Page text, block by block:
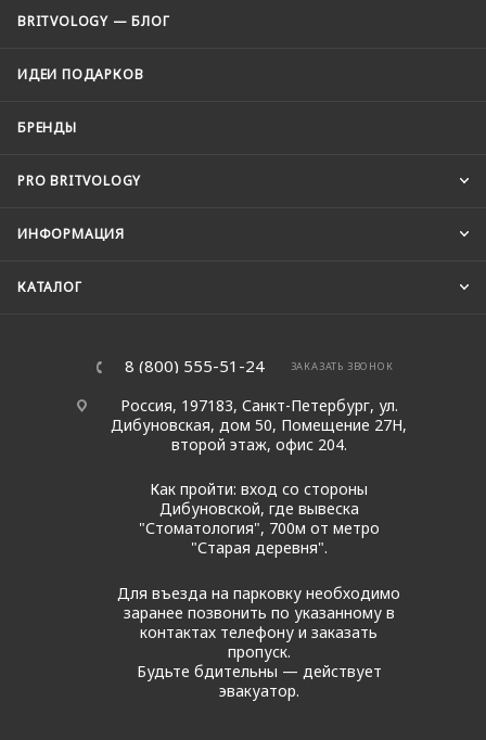
BRITVOLOGY — БЛОГ
ИДЕИ ПОДАРКОВ
БРЕНДЫ
PRO BRITVOLOGY
ИНФОРМАЦИЯ
КАТАЛОГ
8 (800) 555-51-24 ЗАКАЗАТЬ ЗВОНОК
Россия, 197183, Санкт-Петербург, ул.
Дибуновская, дом 50, Помещение 27Н,
второй этаж, офис 204.
Как пройти: вход со стороны
Дибуновской, где вывеска
"Стоматология", 700м от метро
"Старая деревня".
Для въезда на парковку необходимо
заранее позвонить по указанному в
контактах телефону и заказать
пропуск.
Будьте бдительны — действует
эвакуатор.